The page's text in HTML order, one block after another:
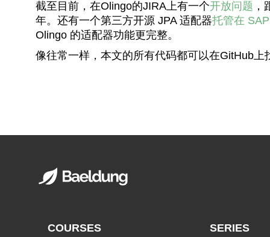
截至目前，在Olingo的JIRA上有一个开放问题
年。还有一个第三方开源 JPA 适配器托管在
Olingo 的适配器功能更完整。
像往常一样，本文的所有代码都可以在GitHub上
COURSES SERIES